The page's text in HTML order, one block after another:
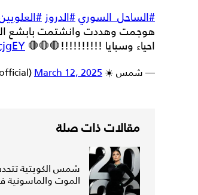
#الساحل_السوري#الدروز
هوجمت وهددت وانشتمت بابشع
احياء وسبايا !!!!!!!!!!🛑🛑🛑
— شمس ☀️ shams (@shamsofficial) March 12, 2025
مقالات ذات صلة
شمس الكويتية
الموت والماسونية